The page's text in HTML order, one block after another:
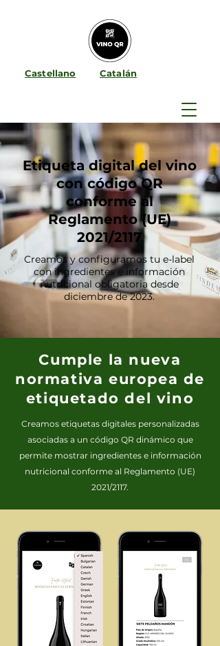
Castellano Catalán
Etiqueta digital del vino
con código QR
conforme al
Reglamento (UE)
2021/2117
Creamos y configuramos tu e-label
con ingredientes e información
nutricional obligatoria desde
diciembre de 2023.
Cumple la nueva
normativa europea de
etiquetado del vino
Creamos etiquetas digitales personalizadas
asociadas a un código QR dinámico que
permite mostrar ingredientes e información
nutricional conforme al Reglamento (UE)
2021/2117.